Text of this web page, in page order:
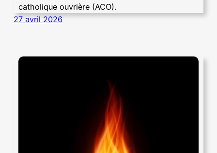
catholique ouvrière (ACO).
27 avril 2026